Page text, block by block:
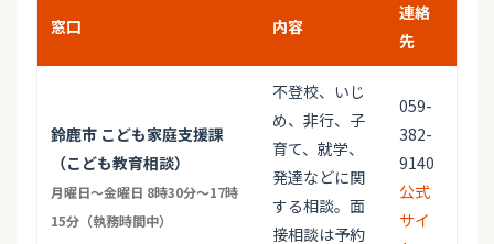
窓口 内容
連絡
先
鈴鹿市 こども家庭支援課
（こども教育相談）
月曜日〜金曜日 8時30分〜17時
15分（執務時間中）
不登校、いじ
め、非行、子
育て、就学、
発達などに関
する相談。面
接相談は予約
059-
382-
9140
公式
サイ